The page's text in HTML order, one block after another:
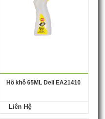
Hồ khô 65ML Deli EA21410
Liên Hệ